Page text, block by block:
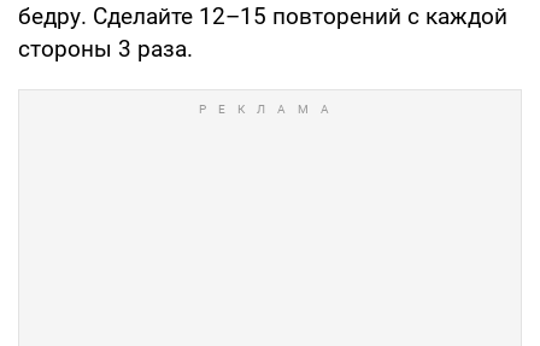
бедру. Сделайте 12–15 повторений с каждой
стороны 3 раза.